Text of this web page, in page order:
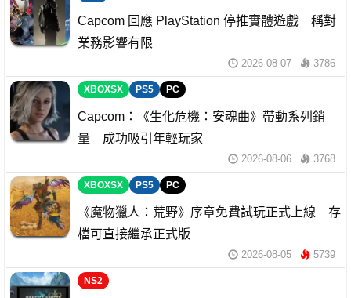
Capcom 回應 PlayStation 停推實體遊戲 稱對
業務影響有限
2026-08-07 3786
XBOXSX PS5 PC
Capcom：《生化危機：安魂曲》帶動系列銷
量 成功吸引年輕玩家
2026-08-06 3768
XBOXSX PS5 PC
《魔物獵人：荒野》序章免費試玩正式上線 存
檔可直接繼承正式版
2026-08-05 5739
NS2